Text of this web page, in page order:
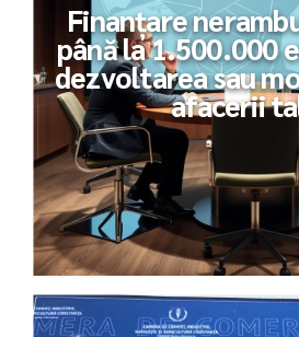
Finanțare
până la 1.500.000
dezvoltarea sau
afacerii